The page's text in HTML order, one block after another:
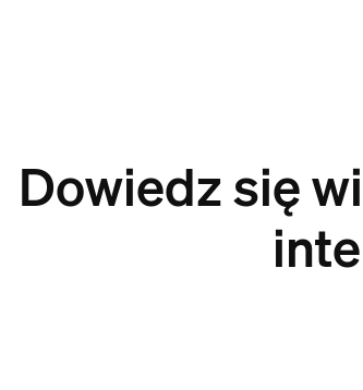
Dowiedz się